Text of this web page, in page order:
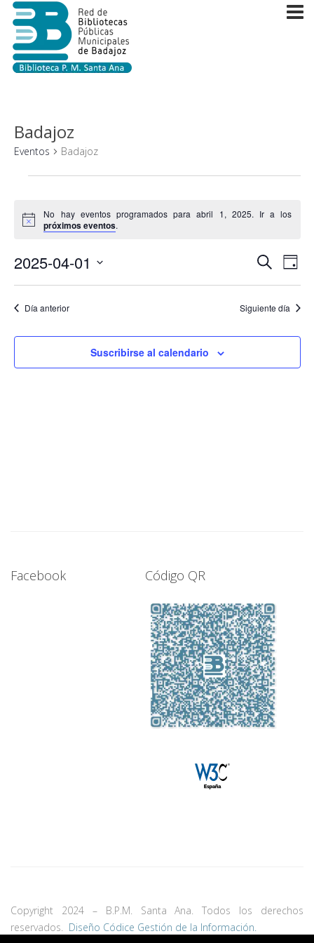
Badajoz
Eventos Badajoz
en
abril
1,
2025
Aviso
No hay eventos programados para abril 1, 2025. Ir a los
próximos eventos.
de
de
Buscar
de
Día
2025-04-01
Selecciona
fecha.
Día anterior Siguiente día
Suscribirse al calendario
Facebook Código QR
Copyright 2024 – B.P.M. Santa Ana. Todos los derechos
reservados.
Diseño Códice Gestión de la Información.